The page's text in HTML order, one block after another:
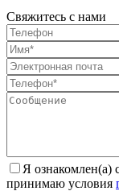
Свяжитесь с нами
Я ознакомлен(а)
принимаю условия